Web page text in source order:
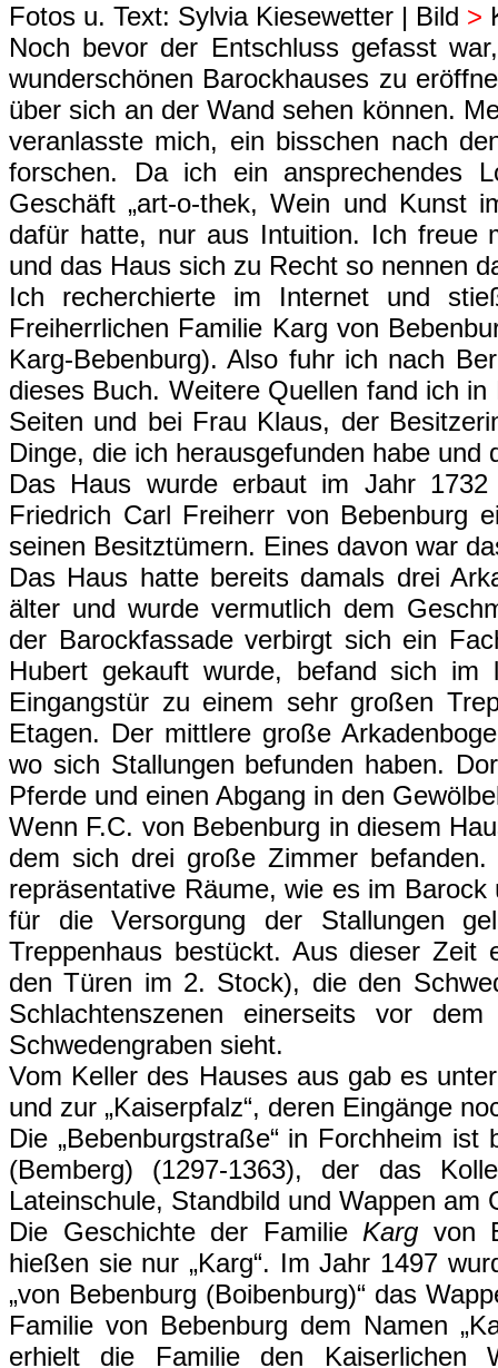
Fotos u. Text: Sylvia Kiesewetter | Bild >
Noch bevor der Entschluss gefasst
wunderschönen Barockhauses zu
über sich an der Wand sehen können.
veranlasste mich, ein bisschen nach
forschen. Da ich ein ansprechendes
Geschäft „art-o-thek, Wein und Kunst
dafür hatte, nur aus Intuition. Ich freue
und das Haus sich zu Recht so nennen
Ich recherchierte im Internet und
Freiherrlichen Familie Karg von
Karg-Bebenburg). Also fuhr ich nach
dieses Buch. Weitere Quellen fand ich
Seiten und bei Frau Klaus, der
Dinge, die ich herausgefunden habe
Das Haus wurde erbaut im Jahr
Friedrich Carl Freiherr von Bebenburg
seinen Besitztümern. Eines davon war
Das Haus hatte bereits damals drei
älter und wurde vermutlich dem
der Barockfassade verbirgt sich ein
Hubert gekauft wurde, befand sich im
Eingangstür zu einem sehr großen
Etagen. Der mittlere große
wo sich Stallungen befunden haben.
Pferde und einen Abgang in den
Wenn F.C. von Bebenburg in diesem
dem sich drei große Zimmer
repräsentative Räume, wie es im
für die Versorgung der Stallungen
Treppenhaus bestückt. Aus dieser Zeit
den Türen im 2. Stock), die den
Schlachtenszenen einerseits vor
Schwedengraben sieht.
Vom Keller des Hauses aus gab es
und zur „Kaiserpfalz“, deren Eingänge
Die „Bebenburgstraße“ in Forchheim
(Bemberg) (1297-1363), der das
Lateinschule, Standbild und Wappen
Die Geschichte der Familie Karg von
hießen sie nur „Karg“. Im Jahr 1497
„von Bebenburg (Boibenburg)“ das
Familie von Bebenburg dem Namen
erhielt die Familie den Kaiserlichen